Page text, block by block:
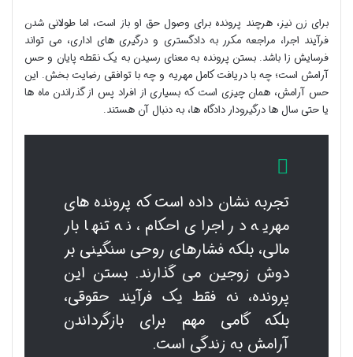
برای زن نیز، هرچند پرونده برای وصول حق او باز است، اما طولانی شدن
فرآیند اجرا، مراجعه مکرر به دادگستری و درگیری های اداری، می تواند
فرسایش زا باشد. بستن پرونده به معنای رسیدن به یک نقطه پایان و حس
آرامش است؛ چه با دریافت کامل مهریه و چه با توافقی رضایت بخش. این
حس آرامش، همان چیزی است که بسیاری از افراد پس از گذراندن ماه ها
یا حتی سال ها درگیرودار دادگاه ها، به دنبال آن هستند.
تجربه نشان داده است که پرونده های
مهریه در اجرای احکام، نه تنها بار
مالی، بلکه فشارهای روحی سنگینی بر
دوش زوجین می گذارند. بستن این
پرونده، نه فقط یک فرآیند حقوقی،
بلکه گامی مهم برای بازگرداندن
آرامش به زندگی است.